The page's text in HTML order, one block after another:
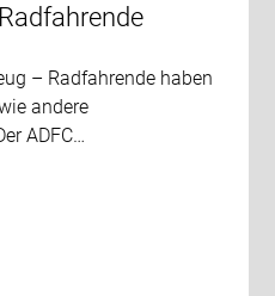
– Radfahrende haben
andere
ADFC…